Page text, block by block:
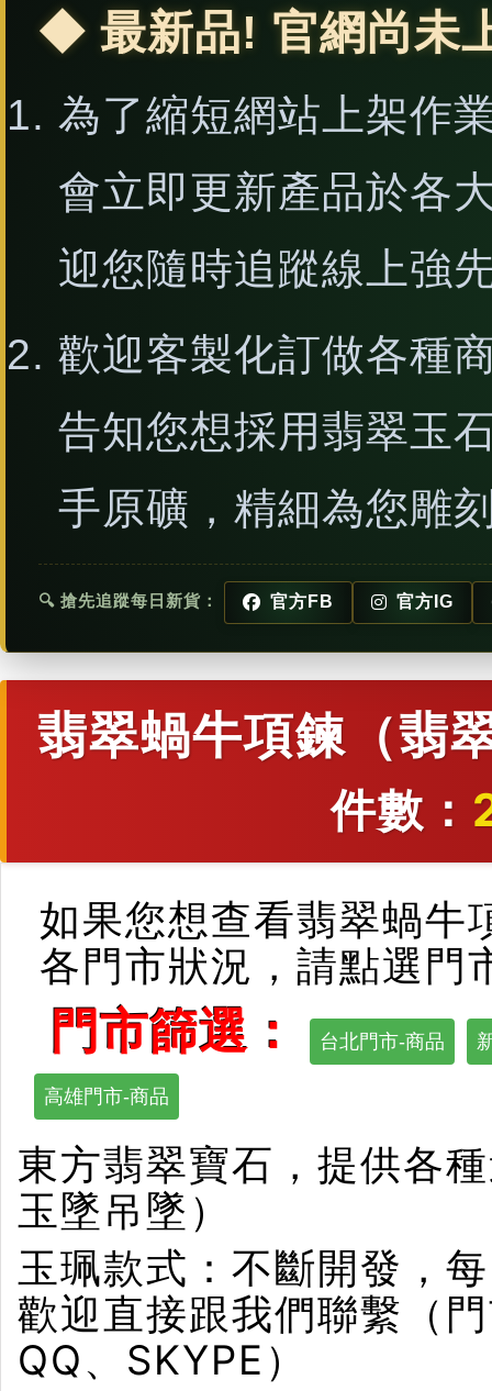
◆ 最新品! 官網尚未
為了縮短網站上架作
會立即更新產品於各
迎您隨時追蹤線上強
歡迎客製化訂做各種
告知您想採用翡翠玉
手原礦，精細為您雕
🔍 搶先追蹤每日新貨： 官方FB 官方IG
翡翠蝸牛項鍊（翡
件數：
如果您想查看翡翠蝸牛
各門市狀況，請點選門
門市篩選： 台北門市-商品
高雄門市-商品
東方翡翠寶石，提供各
玉墜吊墜）
玉珮款式：不斷開發，
歡迎直接跟我們聯繫（
QQ、SKYPE）